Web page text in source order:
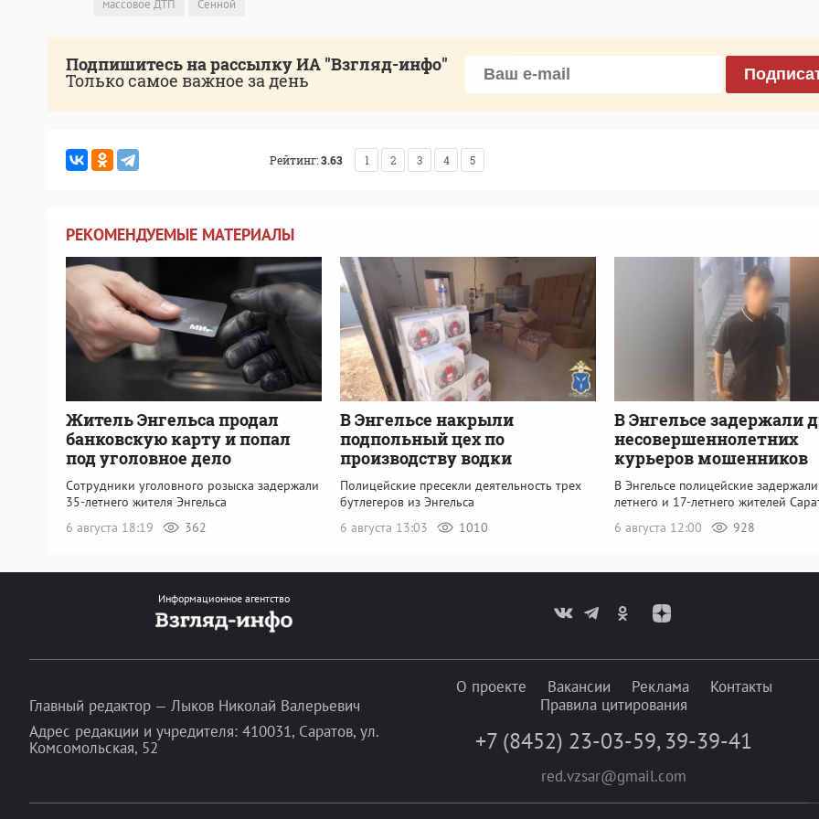
массовое ДТП Сенной
Подпишитесь на рассылку ИА "Взгляд-инфо"
Только самое важное за день
Рейтинг:3.63 1 2 3 4 5
РЕКОМЕНДУЕМЫЕ МАТЕРИАЛЫ
Житель Энгельса продал
банковскую карту и попал
под уголовное дело
Сотрудники уголовного розыска задержали
35-летнего жителя Энгельса
6 августа 18:19
362
В Энгельсе накрыли
подпольный цех по
производству водки
Полицейские пресекли деятельность трех
бутлегеров из Энгельса
6 августа 13:03
1010
В Энгельсе задержали
несовершеннолетних
курьеров мошенников
В Энгельсе полицейские
летнего и 17-летнего жителей
6 августа 12:00
928
Информационное агентство
Главный редактор — Лыков Николай Валерьевич
Адрес редакции и учредителя: 410031, Саратов, ул.
Комсомольская, 52
О проекте Вакансии Реклама
Контакты
Правила цитирования
+7 (8452) 23-03-59, 39-39-41
red.vzsar@gmail.com